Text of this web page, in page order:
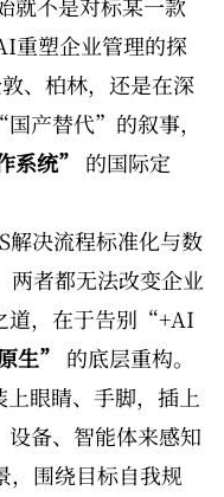
重塑企业管理的探
、柏林，还是在深
产替代”的叙事，
系统” 的国际定
解决流程标准化与数
者都无法改变企业
道，在于告别“+AI
生” 的底层重构。
上眼睛、手脚，插上
备、智能体来感知
，围绕目标自我规